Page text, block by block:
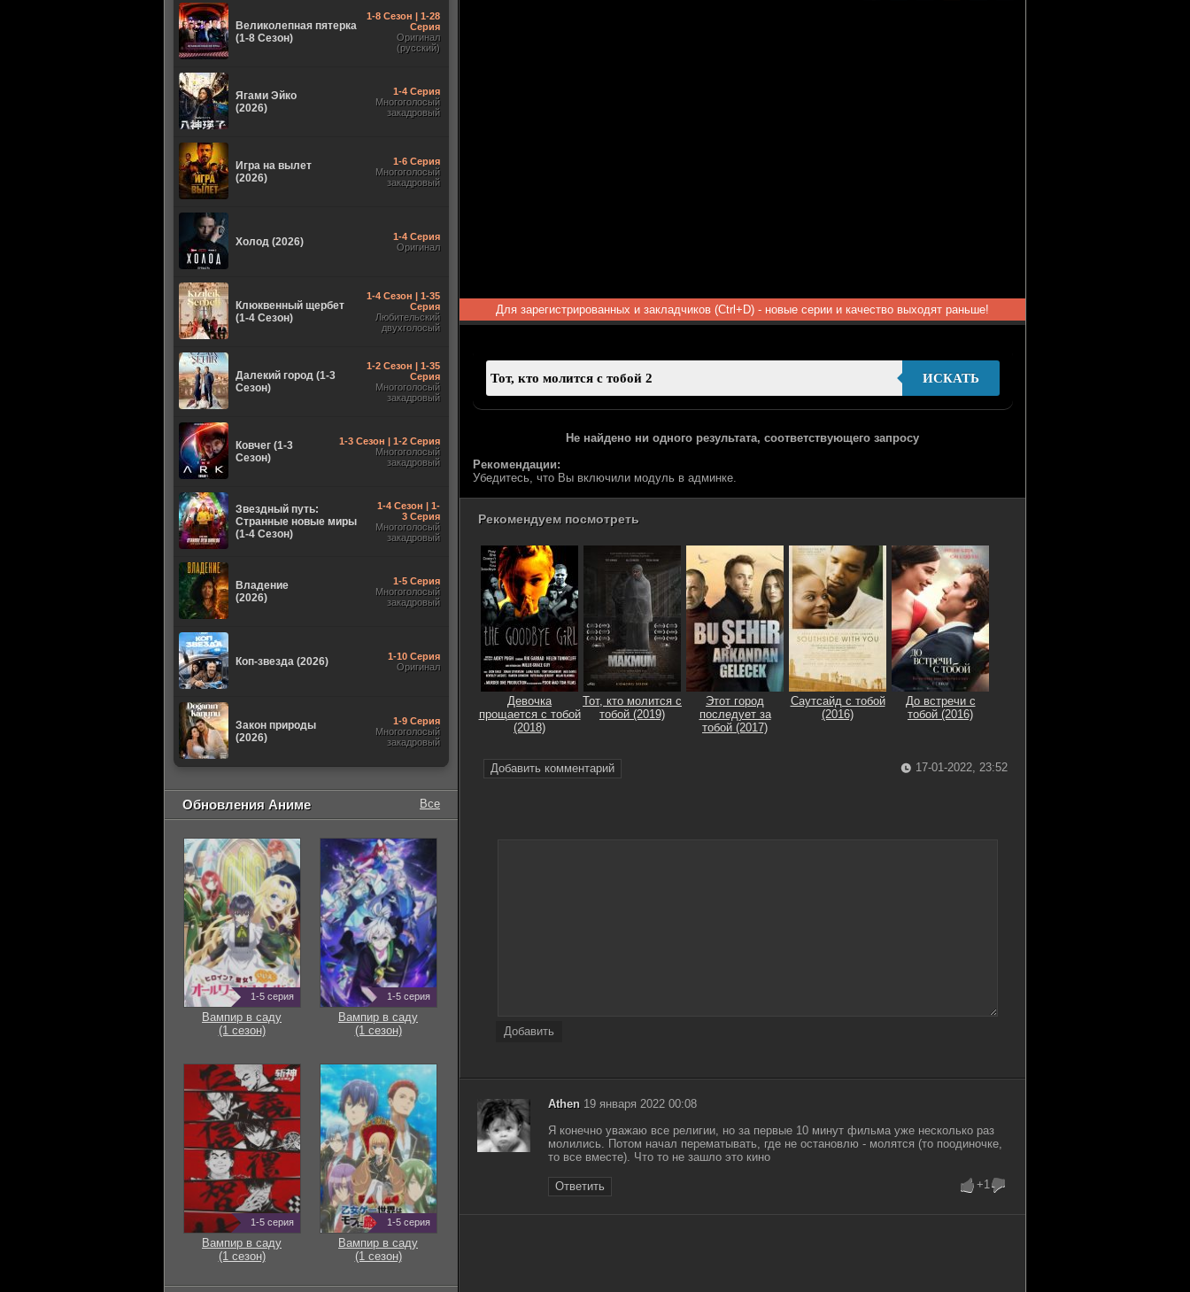
Для зарегистрированных и закладчиков (Ctrl+D) - новые серии и качество выходят раньше!
ИСКАТЬ
Не найдено ни одного результата, соответствующего запросу
Рекомендации:
Убедитесь, что Вы включили модуль в админке.
Рекомендуем посмотреть
Девочка
прощается с тобой
(2018)
Тот, кто молится с
тобой (2019)
Этот город
последует за
тобой (2017)
Саутсайд с тобой
(2016)
До встречи с
тобой (2016)
Добавить комментарий 17-01-2022, 23:52
Добавить
Athen 19 января 2022 00:08
Я конечно уважаю все религии, но за первые 10 минут фильма уже несколько раз
молились. Потом начал перематывать, где не остановлю - молятся (то поодиночке,
то все вместе). Что то не зашло это кино
Ответить +1
Великолепная пятерка
(1-8 Сезон)
1-8 Сезон | 1-28
Серия
Оригинал
(русский)
Ягами Эйко
(2026)
1-4 Серия
Многоголосый
закадровый
Игра на вылет
(2026)
1-6 Серия
Многоголосый
закадровый
Холод (2026)
1-4 Серия
Оригинал
Клюквенный щербет
(1-4 Сезон)
1-4 Сезон | 1-35
Серия
Любительский
двухголосый
Далекий город (1-3
Сезон)
1-2 Сезон | 1-35
Серия
Многоголосый
закадровый
Ковчег (1-3
Сезон)
1-3 Сезон | 1-2 Серия
Многоголосый
закадровый
Звездный путь:
Странные новые миры
(1-4 Сезон)
1-4 Сезон | 1-
3 Серия
Многоголосый
закадровый
Владение
(2026)
1-5 Серия
Многоголосый
закадровый
Коп-звезда (2026)
1-10 Серия
Оригинал
Закон природы
(2026)
1-9 Серия
Многоголосый
закадровый
Обновления Аниме Все
1-5 серия
Вампир в саду
(1 сезон)
1-5 серия
Вампир в саду
(1 сезон)
1-5 серия
Вампир в саду
(1 сезон)
1-5 серия
Вампир в саду
(1 сезон)